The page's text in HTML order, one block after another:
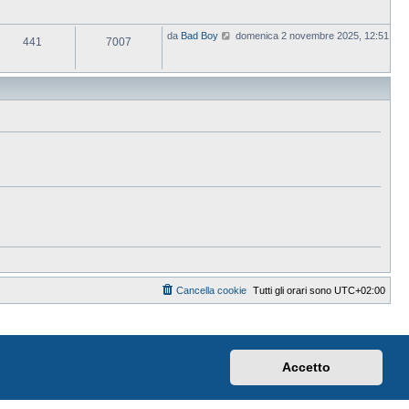
Accetto
441 7007 da Bad Boy
V
u
t
o
a
domenica 2 novembre 2025, 12:51
Tutti gli orari sono UTC+02:00
Cancella cookie